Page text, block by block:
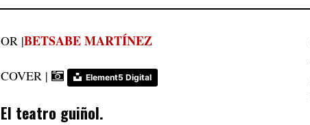
OR |BETSABE MARTÍNEZ
COVER | Element5 Digital
El teatro guiñol.